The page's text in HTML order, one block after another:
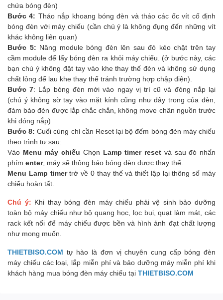
chứa bóng đèn)
Bước 4: Tháo nắp khoang bóng đèn và tháo các ốc vít cố định
bóng đèn với máy chiếu (cần chú ý là không đụng đến những vít
khác không liên quan)
Bước 5: Nâng module bóng đèn lên sau đó kéo chặt trên tay
cầm module để lấy bóng đèn ra khỏi máy chiếu. (ở bước này, các
bạn chú ý không đặt tay vào khe thay thế đèn và không sử dụng
chất lỏng để lau khe thay thế tránh trường hợp chập điện).
Bước 7: Lắp bóng đèn mới vào ngay vị trí cũ và đóng nắp lại
(chú ý không sờ tay vào mặt kính cũng như dây trong của đèn,
đảm bảo đèn được lắp chắc chắn, không move chân nguồn trước
khi đóng nắp)
Bước 8:Cuối cùng chỉ cần Reset lại bộ đếm bóng đèn máy chiếu
theo trình tự sau:
Vào Menu máy chiếu Chọn Lamp timer reset và sau đó nhấn
phím enter, máy sẽ thông báo bóng đèn được thay thế.
Menu Lamp timertrở về 0 thay thế và thiết lập lại thông số máy
chiếu hoàn tất.
Chú ý: Khi thay bóng đèn máy chiếu phải vệ sinh bảo dưỡng
toàn bộ máy chiếu như bộ quang học, lọc bụi, quạt làm mát, các
rack kết nối để máy chiếu được bền và hình ảnh đạt chất lượng
như mong muốn.
THIETBISO.COM tự hào là đơn vị chuyên cung cấp bóng đèn
máy chiếu các loại, lắp miễn phí và bảo dưỡng máy miễn phí khi
khách hàng mua bóng đèn máy chiếu tại THIETBISO.COM